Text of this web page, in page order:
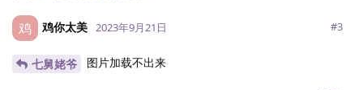
鸡 鸡你太美 2023年9月21日 #3
七舅姥爷 图片加载不出来